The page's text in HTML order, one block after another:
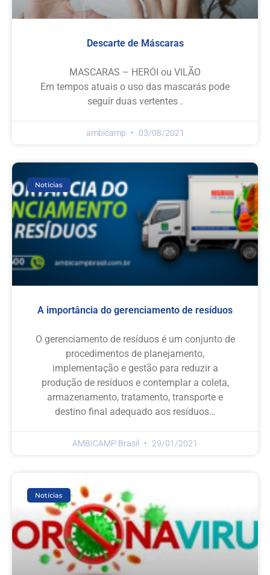
Descarte de Máscaras
MASCARAS – HERÓI ou VILÃO
Em tempos atuais o uso das mascarás pode
seguir duas vertentes .
ambicamp 03/08/2021
Notícias
A importância do gerenciamento de resíduos
O gerenciamento de resíduos é um conjunto de
procedimentos de planejamento,
implementação e gestão para reduzir a
produção de resíduos e contemplar a coleta,
armazenamento, tratamento, transporte e
destino final adequado aos resíduos…
AMBICAMP Brasil 29/01/2021
Notícias